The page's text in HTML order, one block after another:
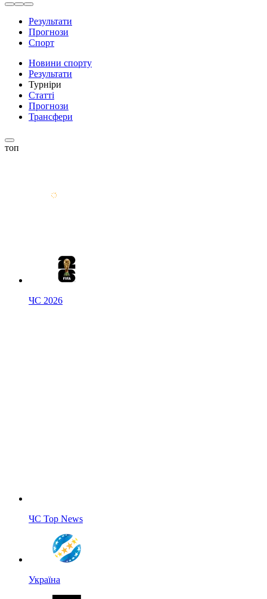
Результати
Прогнози
Спорт
Новини спорту
Результати
Турніри
Статті
Прогнози
Трансфери
топ
ЧС 2026
ЧС Top News
Україна